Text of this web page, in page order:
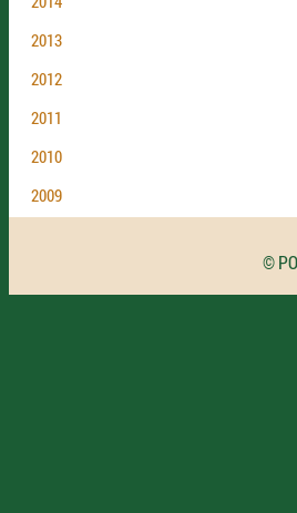
2013
2012
2011
2010
2009
©